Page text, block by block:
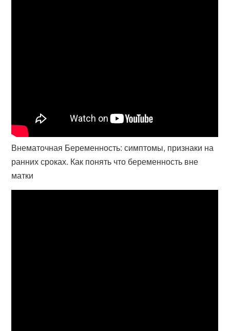
Внематочная Беременность: симптомы, признаки на
ранних сроках. Как понять что беременность вне
матки